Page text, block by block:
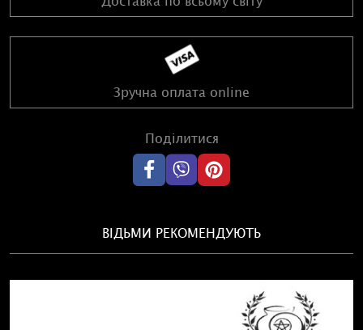
Зручна оплата online
Поділитися
ВІДЬМИ РЕКОМЕНДУЮТЬ